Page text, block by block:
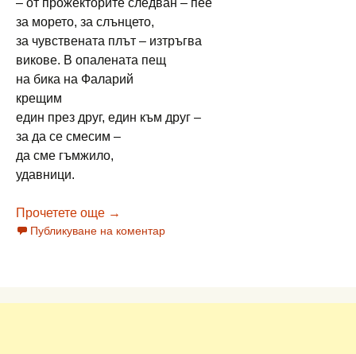
– от прожекторите следван – пее
за морето, за слънцето,
за чувствената плът – изтръгва
викове. В опалената пещ
на бика на Фаларий
крещим
един през друг, един към друг –
за да се смесим –
да сме гъмжило,
удавници.
Прочетете още АВТОРИ НА „ЛИТАВРА“: СТЕФАН
→
Публикуване на коментар